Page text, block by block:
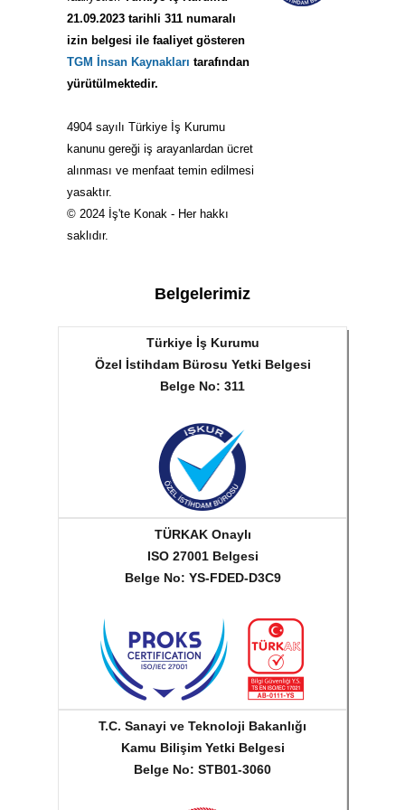
21.09.2023 tarihli 311 numaralı
izin belgesi ile faaliyet gösteren
TGM İnsan Kaynakları tarafından
yürütülmektedir.
4904 sayılı Türkiye İş Kurumu
kanunu gereği iş arayanlardan ücret
alınması ve menfaat temin edilmesi
yasaktır.
© 2024 İş'te Konak - Her hakkı
saklıdır.
Belgelerimiz
Türkiye İş Kurumu
Özel İstihdam Bürosu Yetki Belgesi
Belge No: 311
TÜRKAK Onaylı
ISO 27001 Belgesi
Belge No: YS-FDED-D3C9
T.C. Sanayi ve Teknoloji Bakanlığı
Kamu Bilişim Yetki Belgesi
Belge No: STB01-3060